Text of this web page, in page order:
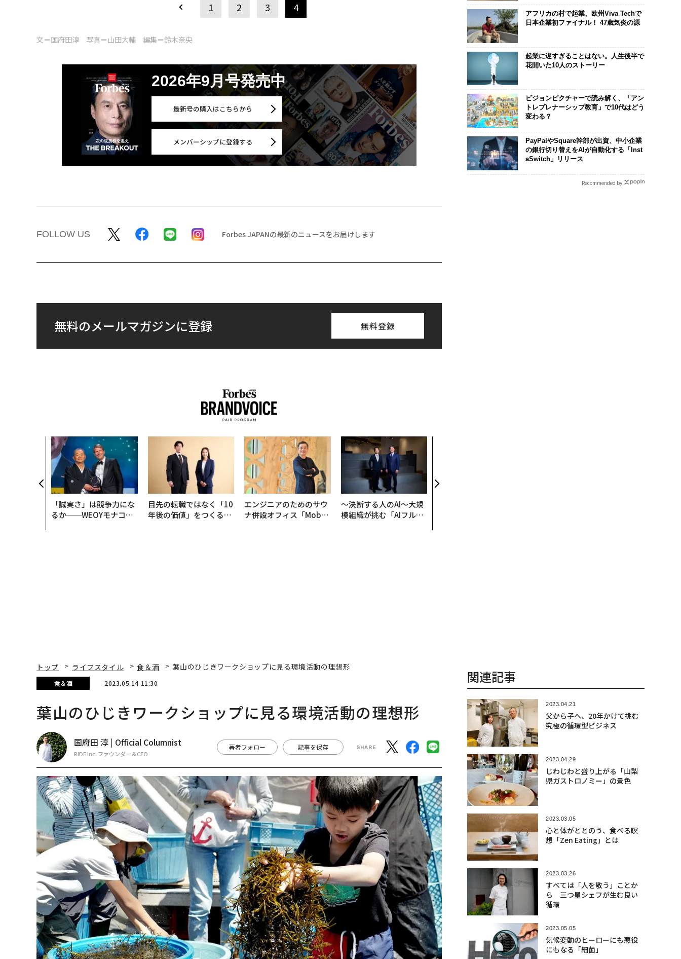
1 2 3 4
文＝国府田淳 写真＝山田大輔 編集＝鈴木奈央
2026年9月号発売中
最新号の購入はこちらから
メンバーシップに登録する
FOLLOW US Forbes JAPANの最新のニュースをお届けします
無料のメールマガジンに登録 無料登録
「誠実さ」は競争力にな
るか──WEOYモナコで
目先の転職ではなく「10
年後の価値」をつくる─
エンジニアのためのサウ
ナ併設オフィス「Mobiu
〜決断する人のAI〜大規
模組織が挑む「AIフル実
×PwC】
アフリカの村で起業、欧州Viva Techで
日本企業初ファイナル！ 47歳気炎の源
起業に遅すぎることはない。人生後半で
花開いた10人のストーリー
ビジョンピクチャーで読み解く、「アン
トレプレナーシップ教育」で10代はどう
変わる？
PayPalやSquare幹部が出資、中小企業
の銀行切り替えをAIが自動化する「Inst
aSwitch」リリース
Recommended by
トップ ライフスタイル 食＆酒 葉山のひじきワークショップに見る環境活動の理想形
食＆酒 2023.05.14 11:30
葉山のひじきワークショップに見る環境活動の理想形
国府田 淳 | Official Columnist
RIDE Inc. ファウンダー＆CEO
著者フォロー 記事を保存
関連記事
2023.04.21
父から子へ、20年かけて挑む
究極の循環型ビジネス
2023.04.29
じわじわと盛り上がる「山梨
県ガストロノミー」の景色
2023.03.05
心と体がととのう、食べる瞑
想「Zen Eating」とは
2023.03.26
すべては「人を敬う」ことか
ら 三つ星シェフが生む良い
循環
2023.05.05
気候変動のヒーローにも悪役
にもなる「細菌」